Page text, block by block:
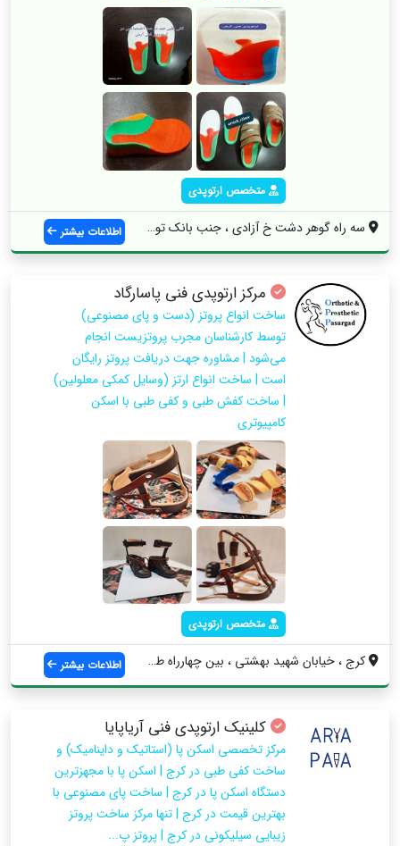
متخصص ارتوپدی
سه راه گوهر دشت خ آزادی ، جنب بانک توسعه... اطلاعات بیشتر
مرکز ارتوپدی فنی پاسارگاد
ساخت انواع پروتز (دست و پای مصنوعی)
توسط کارشناسان مجرب پروتزیست انجام
می‌شود | مشاوره جهت دریافت پروتز رایگان
است | ساخت انواع ارتز (وسایل کمکی معلولین)
| ساخت کفش طبی و کفی طبی با اسکن
کامپیوتری
متخصص ارتوپدی
کرج ، خیابان شهید بهشتی ، بین چهارراه طا... اطلاعات بیشتر
کلینیک ارتوپدی فنی آریاپایا
مرکز تخصصی اسکن پا (استاتیک و داینامیک) و
ساخت کفی طبی در کرج | اسکن پا با مجهزترین
دستگاه اسکن پا در کرج | ساخت پای مصنوعی با
بهترین قیمت در کرج | تنها مرکز ساخت پروتز
زیبایی سیلیکونی در کرج | پروتز پ...